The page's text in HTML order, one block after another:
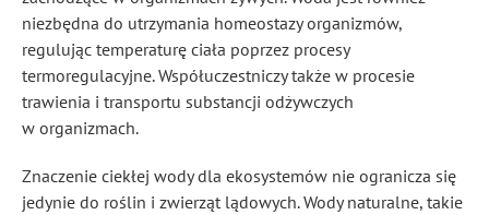
niezbędna do utrzymania homeostazy organizmów,
regulując temperaturę ciała poprzez procesy
termoregulacyjne. Współuczestniczy także w procesie
trawienia i transportu substancji odżywczych
w organizmach.
Znaczenie ciekłej wody dla ekosystemów nie ogranicza się
jedynie do roślin i zwierząt lądowych. Wody naturalne, takie